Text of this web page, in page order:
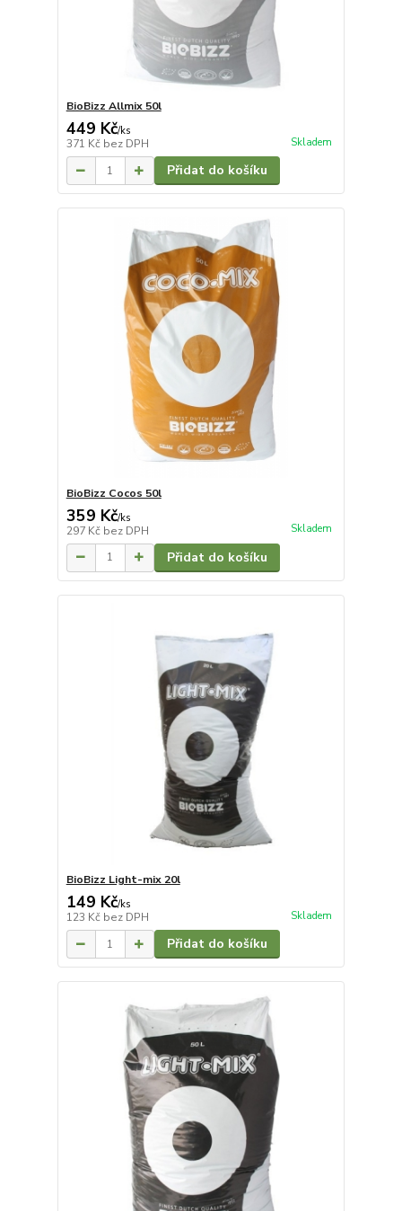
BioBizz Allmix 50l
449 Kč/ks
371 Kč bez DPH Skladem
Přidat do košíku
BioBizz Cocos 50l
359 Kč/ks
297 Kč bez DPH Skladem
Přidat do košíku
BioBizz Light-mix 20l
149 Kč/ks
123 Kč bez DPH Skladem
Přidat do košíku